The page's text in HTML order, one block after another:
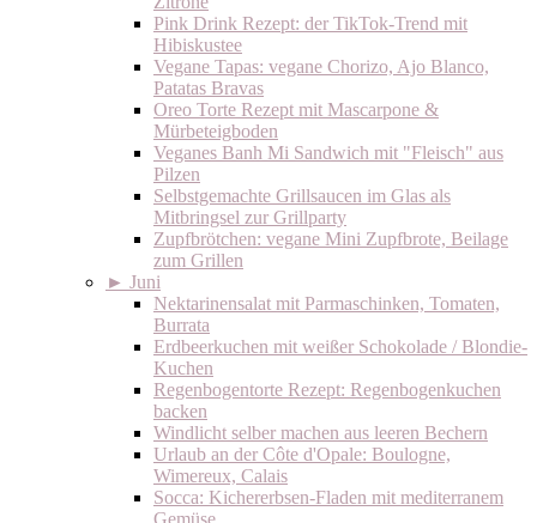
Pink Drink Rezept: der TikTok-Trend mit
Hibiskustee
Vegane Tapas: vegane Chorizo, Ajo Blanco,
Patatas Bravas
Oreo Torte Rezept mit Mascarpone &
Mürbeteigboden
Veganes Banh Mi Sandwich mit "Fleisch" aus
Pilzen
Selbstgemachte Grillsaucen im Glas als
Mitbringsel zur Grillparty
Zupfbrötchen: vegane Mini Zupfbrote, Beilage
zum Grillen
► Juni
Nektarinensalat mit Parmaschinken, Tomaten,
Burrata
Erdbeerkuchen mit weißer Schokolade / Blondie-
Kuchen
Regenbogentorte Rezept: Regenbogenkuchen
backen
Windlicht selber machen aus leeren Bechern
Urlaub an der Côte d'Opale: Boulogne,
Wimereux, Calais
Socca: Kichererbsen-Fladen mit mediterranem